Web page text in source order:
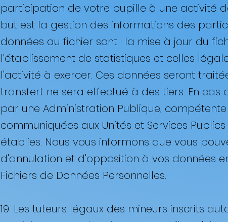
participation de votre pupille à une activité
but est la gestion des informations des
données au fichier sont : la mise à jour du
l'établissement de statistiques et celles
l'activité à exercer. Ces données seront
transfert ne sera effectué à des tiers. En
par une Administration Publique,
communiquées aux Unités et Services
établies. Nous vous informons que vous
d'annulation et d'opposition à vos données
Fichiers de Données Personnelles.
19. Les tuteurs légaux des mineurs inscrits